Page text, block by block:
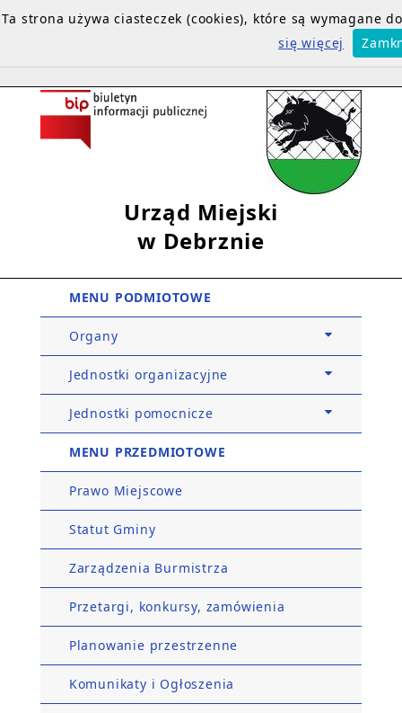
Urząd Miejski
w Debrznie
MENU PODMIOTOWE
Organy
Jednostki organizacyjne
Jednostki pomocnicze
MENU PRZEDMIOTOWE
Prawo Miejscowe
Statut Gminy
Zarządzenia Burmistrza
Przetargi, konkursy, zamówienia
Planowanie przestrzenne
Komunikaty i Ogłoszenia
Ta strona używa ciasteczek (cookies), które są wymagane
się więcej